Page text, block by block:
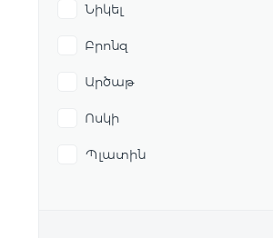
Նիկել
Բրոնզ
Արծաթ
Ոսկի
Պլատին